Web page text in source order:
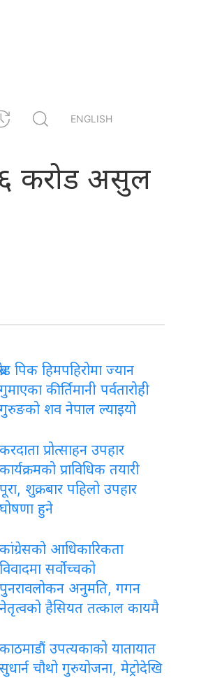
ENGLISH
करोड असुल
ब्रोड पिक हिमपहिरोमा ज्यान
गुमाएका कीर्तिमानी पर्वतारोही
गुरुङको शव नेपाल ल्याइयो
करदाता प्रोत्साहन उपहार
कार्यक्रमको प्राविधिक तयारी
पूरा, शुक्रबार पहिलो उपहार
घोषणा हुने
कांग्रेसको आधिकारिकता
विवादमा सर्वोच्चको
पुनरावलोकन अनुमति, गगन
नेतृत्वको हैसियत तत्काल कायमै
काठमाडौं उपत्यकाको यातायात
सुधार्न चौथो गुरुयोजना, मेट्रोदेखि